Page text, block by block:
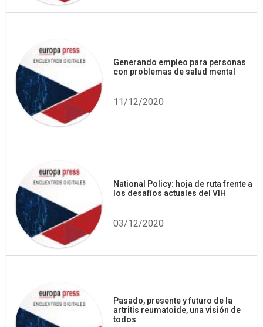
Generando empleo para personas
con problemas de salud mental
11/12/2020
National Policy: hoja de ruta frente a
los desafíos actuales del VIH
03/12/2020
Pasado, presente y futuro de la
artritis reumatoide, una visión de
todos